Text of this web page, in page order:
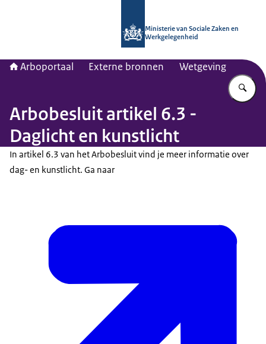
Ministerie van Sociale Zaken en
Werkgelegenheid
Arboportaal Externe bronnen Wetgeving
Arbobesluit artikel 6.3 -
Daglicht en kunstlicht
In artikel 6.3 van het Arbobesluit vind je meer informatie over
dag- en kunstlicht. Ga naar